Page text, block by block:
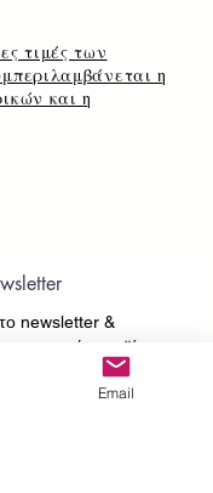
τιμές των
η
και η
newsletter &
για τα νέα προϊόντα και
Email